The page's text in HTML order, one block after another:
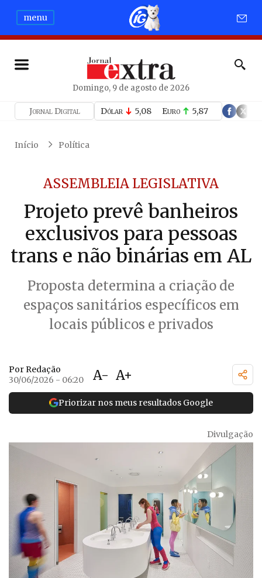
menu
Domingo, 9 de agosto de 2026
Jornal Digital Dólar 5,08 Euro 5,87
Início Política
ASSEMBLEIA LEGISLATIVA
Projeto prevê banheiros
exclusivos para pessoas
trans e não binárias em AL
Proposta determina a criação de
espaços sanitários específicos em
locais públicos e privados
Por Redação
30/06/2026 - 06:20
A- A+
Priorizar nos meus resultados Google
Divulgação